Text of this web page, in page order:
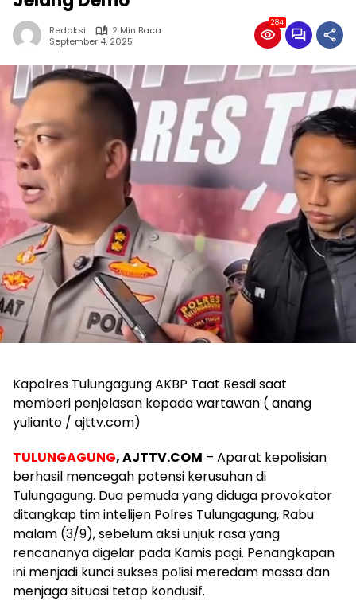
Redaksi
2 Min Baca
September 4, 2025
284
​Kapolres Tulungagung AKBP Taat Resdi saat
memberi penjelasan kepada wartawan ( anang
yulianto / ajttv.com)
TULUNGAGUNG, AJTTV.COM – Aparat kepolisian
berhasil mencegah potensi kerusuhan di
Tulungagung. Dua pemuda yang diduga provokator
ditangkap tim intelijen Polres Tulungagung, Rabu
malam (3/9), sebelum aksi unjuk rasa yang
rencananya digelar pada Kamis pagi. Penangkapan
ini menjadi kunci sukses polisi meredam massa dan
menjaga situasi tetap kondusif.